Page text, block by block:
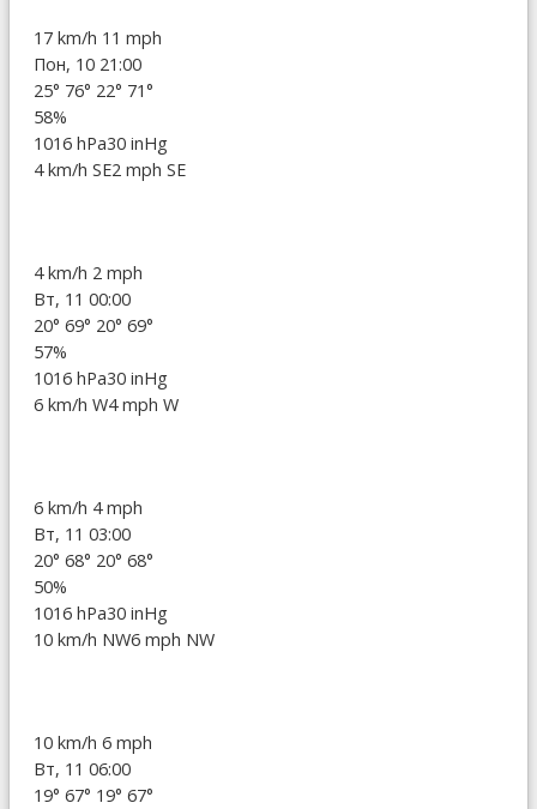
17 km/h 11 mph
Пон, 10 21:00
25° 76° 22° 71°
58%
1016 hPa30 inHg
4 km/h SE2 mph SE
4 km/h 2 mph
Вт, 11 00:00
20° 69° 20° 69°
57%
1016 hPa30 inHg
6 km/h W4 mph W
6 km/h 4 mph
Вт, 11 03:00
20° 68° 20° 68°
50%
1016 hPa30 inHg
10 km/h NW6 mph NW
10 km/h 6 mph
Вт, 11 06:00
19° 67° 19° 67°